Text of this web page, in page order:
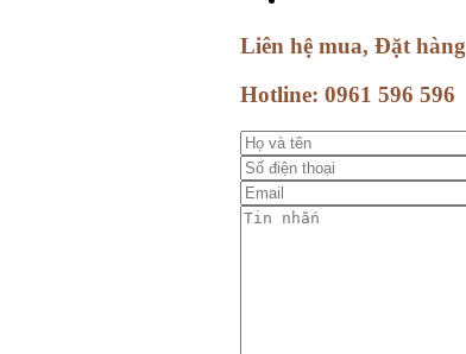
Liên hệ mua, Đặt hàng
Hotline: 0961 596 596